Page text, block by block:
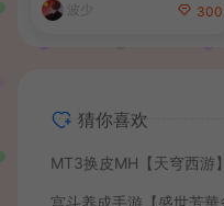
波少 300
猜你喜欢